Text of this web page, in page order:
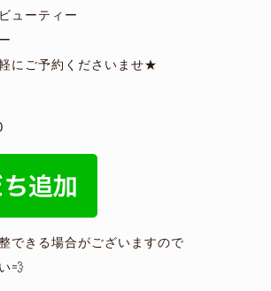
ューティー
にご予約くださいませ★
できる場合がございますので
💨